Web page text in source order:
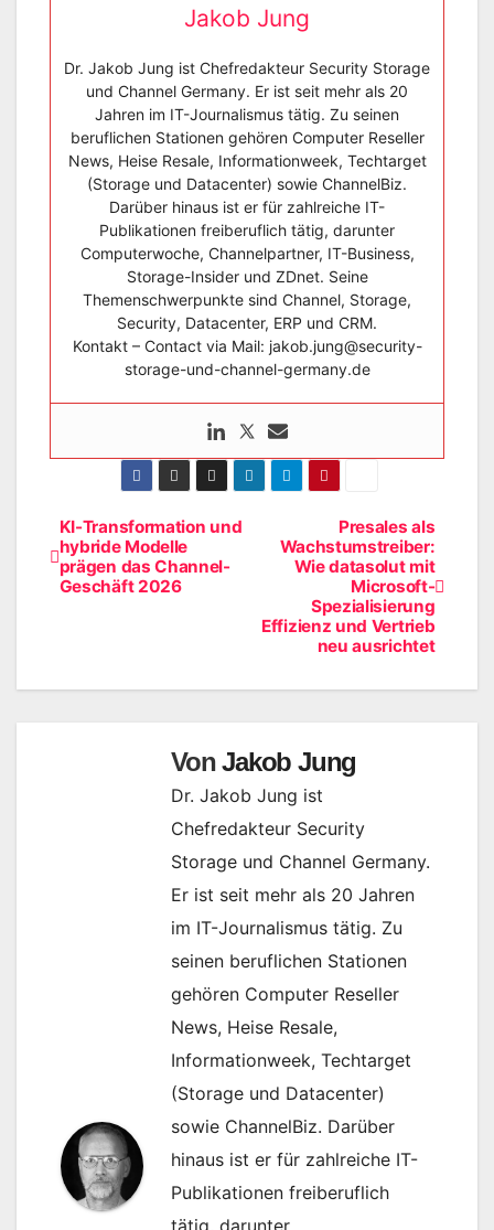
Jakob Jung
Dr. Jakob Jung ist Chefredakteur Security Storage
und Channel Germany. Er ist seit mehr als 20
Jahren im IT-Journalismus tätig. Zu seinen
beruflichen Stationen gehören Computer Reseller
News, Heise Resale, Informationweek, Techtarget
(Storage und Datacenter) sowie ChannelBiz.
Darüber hinaus ist er für zahlreiche IT-
Publikationen freiberuflich tätig, darunter
Computerwoche, Channelpartner, IT-Business,
Storage-Insider und ZDnet. Seine
Themenschwerpunkte sind Channel, Storage,
Security, Datacenter, ERP und CRM.
Kontakt – Contact via Mail: jakob.jung@security-
storage-und-channel-germany.de
BeitragsnavigationPresales als
Wachstumstreiber:
Wie datasolut mit
Microsoft-
Spezialisierung
Effizienz und Vertrieb
neu ausrichtet
KI-Transformation und
hybride Modelle
prägen das Channel-
Geschäft 2026
VonJakob Jung
Dr. Jakob Jung ist
Chefredakteur Security
Storage und Channel Germany.
Er ist seit mehr als 20 Jahren
im IT-Journalismus tätig. Zu
seinen beruflichen Stationen
gehören Computer Reseller
News, Heise Resale,
Informationweek, Techtarget
(Storage und Datacenter)
sowie ChannelBiz. Darüber
hinaus ist er für zahlreiche IT-
Publikationen freiberuflich
tätig, darunter